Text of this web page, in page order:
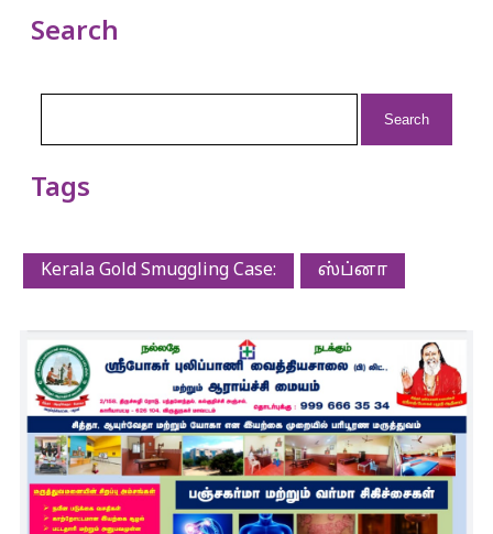
Search
Tags
Kerala Gold Smuggling Case: ஸ்ப்னா